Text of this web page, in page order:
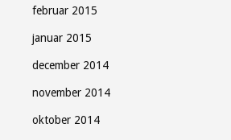
februar 2015
januar 2015
december 2014
november 2014
oktober 2014